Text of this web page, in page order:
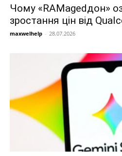
Чому «RAMagedдон»
зростання цін від
maxwelhelp - 28.07.2026